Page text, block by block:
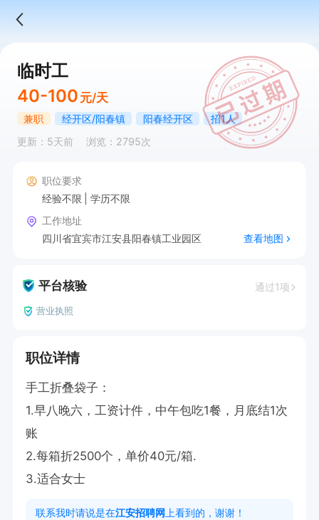
临时工
40-100 元/天
兼职 经开区/阳春镇 阳春经开区
招1人
更新：5天前
浏览：2795次
职位要求
经验不限
学历不限
工作地址
四川省宜宾市江安县阳春镇工业园区
查看地图
平台核验 通过1项
营业执照
职位详情
手工折叠袋子：
1.早八晚六，工资计件，中午包吃1餐，月底结1次
账
2.每箱折2500个，单价40元/箱.
3.适合女士
联系我时请说是在江安招聘网 上看到的，谢谢！